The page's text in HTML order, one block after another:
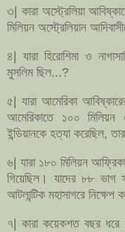
৩| কারা অস্ট্রেলিয়া
মিলিয়ন অস্ট্রেলিয়ান
৪| যারা হিরোশিমা ও
মুসলিম ছিল...?
৫| যারা আমেরিকা
আমেরিকাতে ১০০ মিলিয়ন
ইন্ডিয়ানকে হত্যা করেছিল,
৬| যারা ১৮০ মিলিয়ন
গিয়েছিল। যাদের ৮৮ ভাগ
আটলান্টিক মহাসাগরে
৭| কারা কয়েকশত বছর ধরে